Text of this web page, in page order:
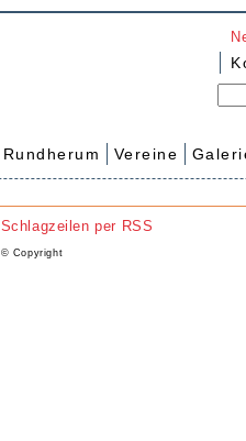
Rundherum Vereine
Schlagzeilen per RSS
© Copyright